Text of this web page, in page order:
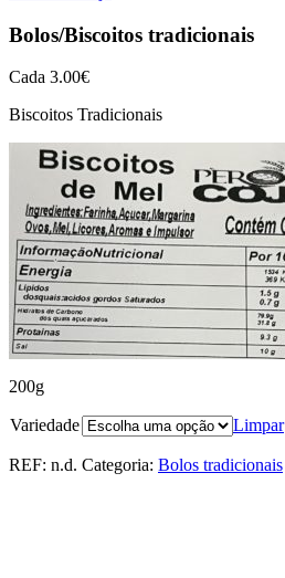
Bolos/Biscoitos tradicionais
Cada 3.00€
Biscoitos Tradicionais
200g
Variedade Limpar
REF: n.d. Categoria: Bolos tradicionais